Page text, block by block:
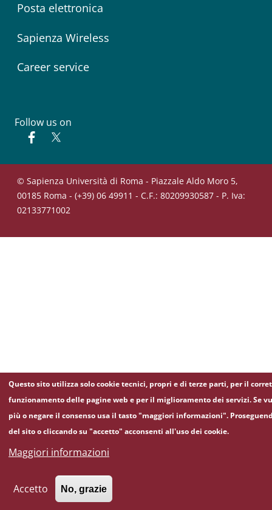
Posta elettronica
Sapienza Wireless
Career service
Follow us on
Facebook
© Sapienza Università di Roma - Piazzale Aldo Moro 5,
00185 Roma - (+39) 06 49911 - C.F.: 80209930587 - P. Iva:
02133771002
Questo sito utilizza solo cookie tecnici, propri e di terze parti, per il
funzionamento delle pagine web e per il miglioramento dei servizi. Se
più o negare il consenso usa il tasto "maggiori informazioni".
del sito o cliccando su "accetto" acconsenti all'uso dei cookie.
Maggiori informazioni
Accetto No, grazie